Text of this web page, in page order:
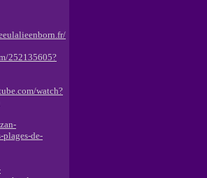
252135605?
watch?
plages-de-